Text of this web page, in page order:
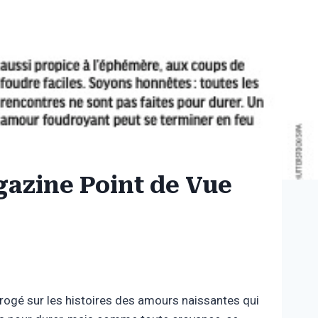
Point de Vue
sur les histoires des amours naissantes qui